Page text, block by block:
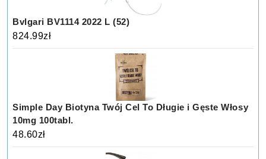
Bvlgari BV1114 2022 L (52)
824.99zł
Simple Day Biotyna Twój Cel To Długie i Gęste Włosy
10mg 100tabl.
48.60zł